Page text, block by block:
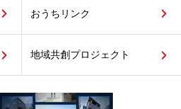
おうちリンク
地域共創プロジェクト